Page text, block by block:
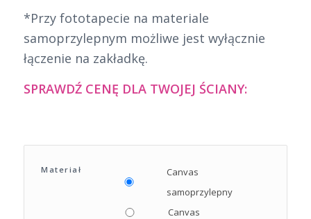
*Przy fototapecie na materiale
samoprzylepnym możliwe jest wyłącznie
łączenie na zakładkę.
SPRAWDŹ CENĘ DLA TWOJEJ ŚCIANY:
Materiał
Canvas
samoprzylepny
Canvas